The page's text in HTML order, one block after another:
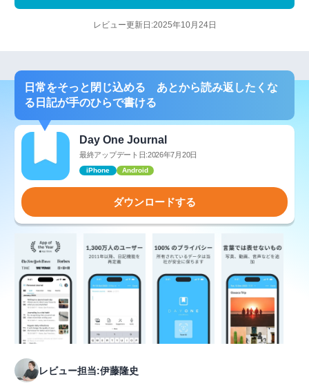
レビュー更新日:2025年10月24日
日常をそっと閉じ込める あとから読み返したくな
る日記が手のひらで書ける
Day One Journal
最終アップデート日:2026年7月20日
iPhone Android
ダウンロードする
レビュー担当:伊藤隆史